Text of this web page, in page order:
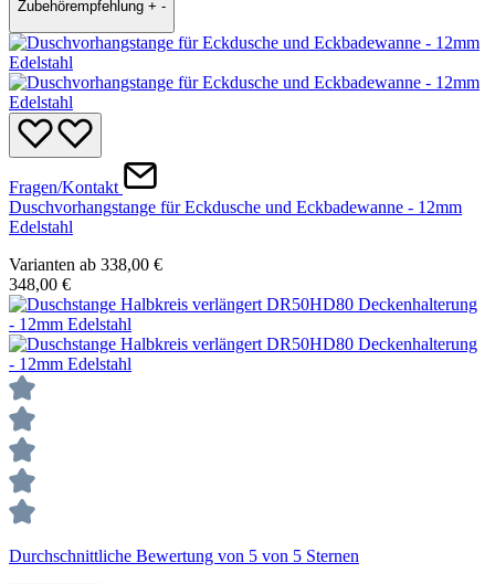
Zubehörempfehlung + -
Fragen/Kontakt
Duschvorhangstange für Eckdusche und Eckbadewanne - 12mm
Edelstahl
Varianten ab 338,00 €
348,00 €
Durchschnittliche Bewertung von 5 von 5 Sternen